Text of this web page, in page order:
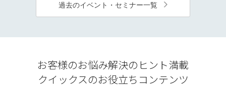
過去のイベント・セミナー一覧
お客様のお悩み解決のヒント満載
クイックスのお役立ちコンテンツ